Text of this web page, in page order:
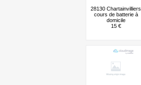
28130 Chartainvilliers
cours de batterie à
domicile
15 €